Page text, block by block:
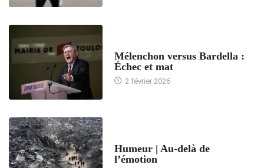
Mélenchon versus Bardella :
Échec et mat
2 février 2026
Humeur | Au-delà de
l’émotion